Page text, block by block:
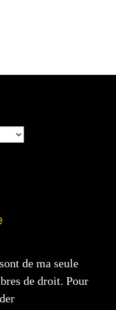
de ma seule
de droit. Pour